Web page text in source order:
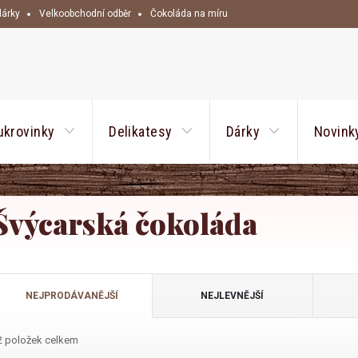
Velkoobchodní odběr Čokoláda na míru
Delikatesy Dárky
čokoláda
NEJPRODÁVANĚJŠÍ NEJLEVNĚJŠÍ
položek celkem